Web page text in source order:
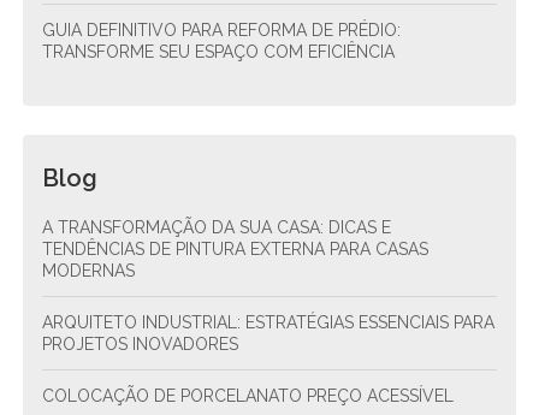
GUIA DEFINITIVO PARA REFORMA DE PRÉDIO:
TRANSFORME SEU ESPAÇO COM EFICIÊNCIA
Blog
A TRANSFORMAÇÃO DA SUA CASA: DICAS E
TENDÊNCIAS DE PINTURA EXTERNA PARA CASAS
MODERNAS
ARQUITETO INDUSTRIAL: ESTRATÉGIAS ESSENCIAIS PARA
PROJETOS INOVADORES
COLOCAÇÃO DE PORCELANATO PREÇO ACESSÍVEL